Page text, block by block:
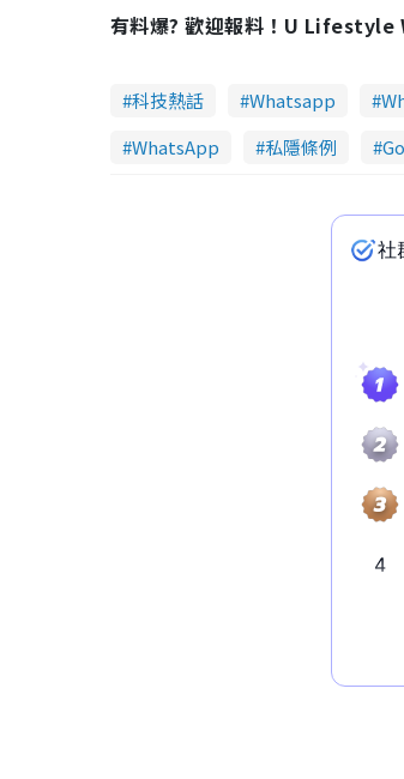
有料爆? 歡迎報料！U Lifestyle
科技熱話 Whatsapp
WhatsApp
私隱條例